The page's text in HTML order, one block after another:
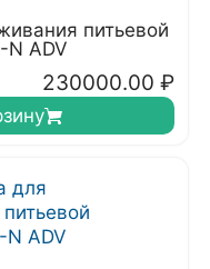
питьевой
ADV
230000.00 ₽